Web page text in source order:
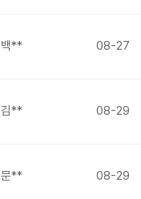
백** 08-27
김** 08-29
문** 08-29